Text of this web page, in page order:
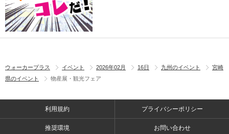
ウォーカープラス イベント 2026年02月 16日 九州のイベント
宮崎
県のイベント
物産展・観光フェア
利用規約 プライバシーポリシー
推奨環境 お問い合わせ